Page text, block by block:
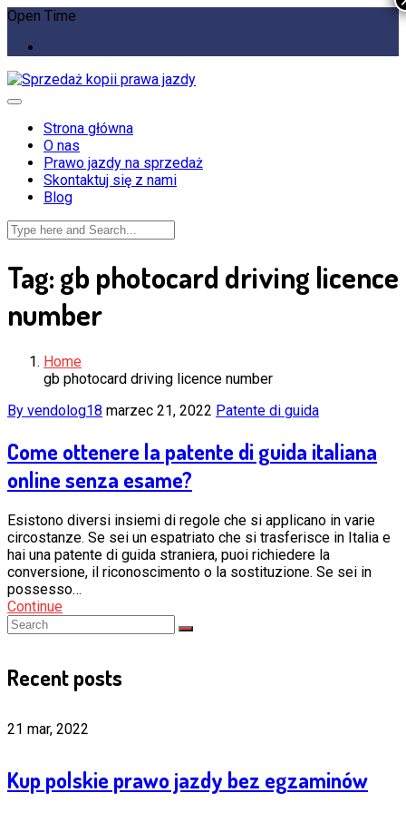
Open Time
Strona główna
O nas
Prawo jazdy na sprzedaż
Skontaktuj się z nami
Blog
Tag:gb photocard driving licence
number
Home
gb photocard driving licence number
By vendolog18 marzec 21, 2022 Patente di guida
Come ottenere la patente di guida italiana
online senza esame?
Esistono diversi insiemi di regole che si applicano in varie
circostanze. Se sei un espatriato che si trasferisce in Italia e
hai una patente di guida straniera, puoi richiedere la
conversione, il riconoscimento o la sostituzione. Se sei in
possesso…
Continue
Recent posts
21 mar, 2022
Kup polskie prawo jazdy bez egzaminów